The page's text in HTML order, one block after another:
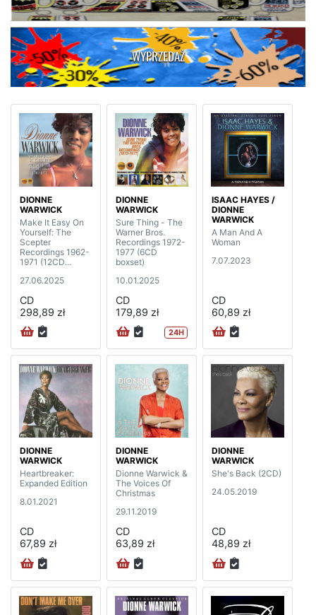
WYPRZEDAŻ
DIONNE
WARWICK
Make It Easy On
Yourself: The
Scepter
Recordings 1962-
1971 (12CD
27.06.2025
CD
298,89 zł
DIONNE
WARWICK
Sure Thing - The
Warner Bros.
Recordings 1972-
1977 (6CD
boxset)
10.01.2025
CD
179,89 zł
24H
ISAAC HAYES /
DIONNE
WARWICK
A Man And A
Woman
7.07.2023
CD
60,89 zł
DIONNE
WARWICK
Heartbreaker:
Expanded Edition
8.01.2021
CD
67,89 zł
DIONNE
WARWICK
Dionne Warwick &
The Voices Of
Christmas
29.11.2019
CD
63,89 zł
DIONNE
WARWICK
She's Back (2CD)
24.05.2019
CD
48,89 zł